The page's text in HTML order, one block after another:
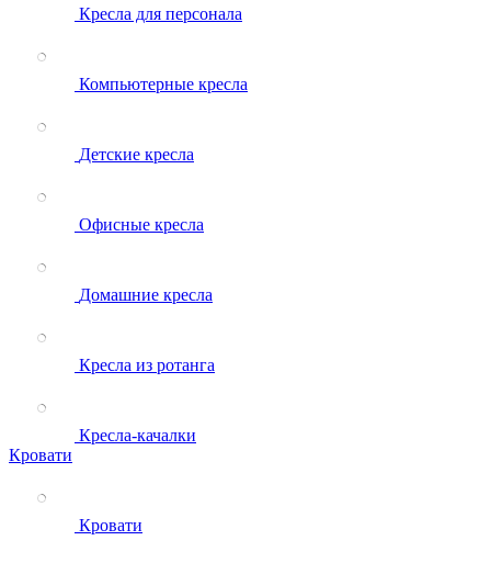
Кресла для персонала
Компьютерные кресла
Детские кресла
Офисные кресла
Домашние кресла
Кресла из ротанга
Кресла-качалки
Кровати
Кровати